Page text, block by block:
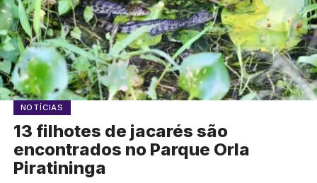
NOTÍCIAS
13 filhotes de jacarés são
encontrados no Parque Orla
Piratininga